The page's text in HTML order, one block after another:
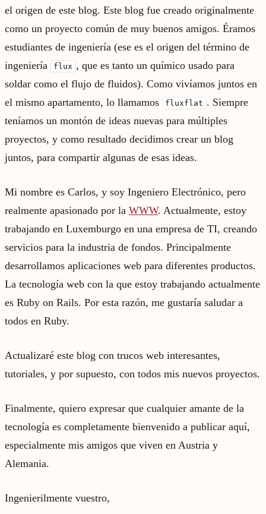
el origen de este blog. Este blog fue creado originalmente
como un proyecto común de muy buenos amigos. Éramos
estudiantes de ingeniería (ese es el origen del término de
ingeniería
flux , que es tanto un químico usado para
soldar como el flujo de fluidos). Como vivíamos juntos en
el mismo apartamento, lo llamamos
fluxflat . Siempre
teníamos un montón de ideas nuevas para múltiples
proyectos, y como resultado decidimos crear un blog
juntos, para compartir algunas de esas ideas.
Mi nombre es Carlos, y soy Ingeniero Electrónico, pero
realmente apasionado por la WWW. Actualmente, estoy
trabajando en Luxemburgo en una empresa de TI, creando
servicios para la industria de fondos. Principalmente
desarrollamos aplicaciones web para diferentes productos.
La tecnología web con la que estoy trabajando actualmente
es Ruby on Rails. Por esta razón, me gustaría saludar a
todos en Ruby.
Actualizaré este blog con trucos web interesantes,
tutoriales, y por supuesto, con todos mis nuevos proyectos.
Finalmente, quiero expresar que cualquier amante de la
tecnología es completamente bienvenido a publicar aquí,
especialmente mis amigos que viven en Austria y
Alemania.
Ingenierilmente vuestro,